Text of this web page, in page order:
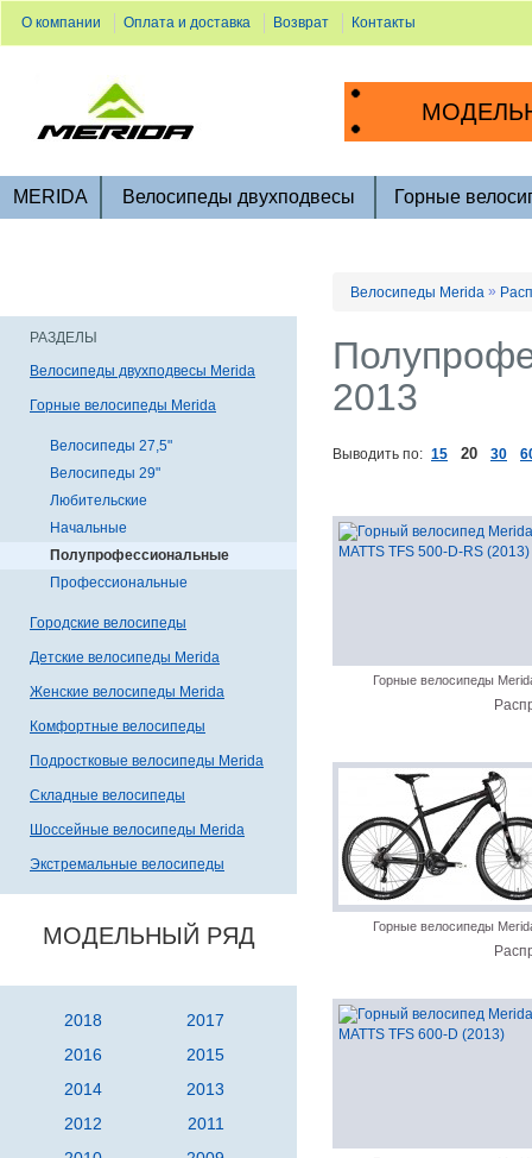
О компании Оплата и доставка Возврат Контакты
MERIDA Велосипеды двухподвесы Горные
РАЗДЕЛЫ
Велосипеды двухподвесы Merida
Горные велосипеды Merida
Велосипеды 27,5"
Велосипеды 29"
Любительские
Начальные
Полупрофессиональные
Профессиональные
Городские велосипеды
Детские велосипеды Merida
Женские велосипеды Merida
Комфортные велосипеды
Подростковые велосипеды Merida
Складные велосипеды
Шоссейные велосипеды Merida
Экстремальные велосипеды
МОДЕЛЬНЫЙ РЯД
2018
2017
2016
2015
2014
2013
2012
2011
Велосипеды Merida »
2013
Выводить по: 15 20 30
Горные велосипеды
Горные велосипеды